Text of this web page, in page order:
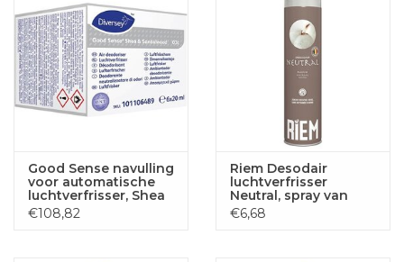
Good Sense navulling
voor automatische
luchtverfrisser, Shea
& Sandalwood, pak
van 6 stuks
€108,82
Riem Desodair
luchtverfrisser
Neutral, spray van
300 ml
€6,68